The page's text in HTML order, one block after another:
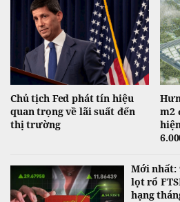
Chủ tịch Fed phát tín hiệu
quan trọng về lãi suất đến
thị trường
m2
Mới nhất:
lọt rổ
hạng